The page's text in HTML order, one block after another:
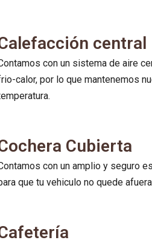
central
con un sistema de aire
calor, por lo que mantenemos
Cubierta
con un amplio y seguro
que tu vehiculo no quede afuera